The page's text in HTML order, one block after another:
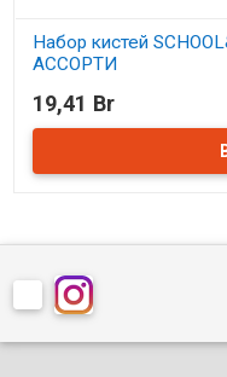
Набор кистей
АССОРТИ
В наличии
19,41 Br